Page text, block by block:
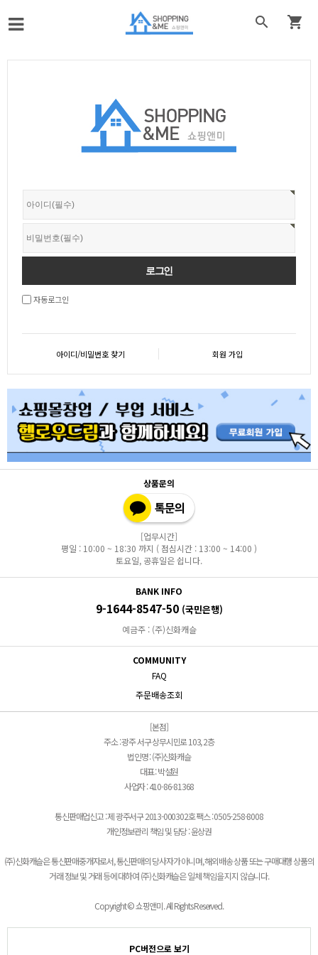
 
자동로그인
아이디/비밀번호 찾기 회원 가입
상품문의
[업무시간]
평일 : 10:00 ~ 18:30 까지 ( 점심시간 : 13:00 ~ 14:00 )
토요일, 공휴일은 쉽니다.
BANK INFO
9-1644-8547-50 (국민은행)
예금주 : (주)신화캐슬
COMMUNITY
FAQ
주문배송조회
[본점]
주소 : 광주 서구 상무시민로 103, 2층
법인명 : (주)신화캐슬
대표 : 박설원
사업자 : 410-86-81368
통신판매업신고 : 제 광주서구 2013-000302호 팩스 : 0505-258-8008
개인정보관리 책임 및 담당 : 윤상권
(주)신화캐슬은 통신판매중개자로서, 통신판매의 당사자가 아니며, 해외배송 상품 또는 구매대행 상품의
거래 정보 및 거래 등에 대하여 (주)신화캐슬은 일체 책임을 지지 않습니다.
Copyright © 쇼핑앤미. All Rights Reserved.
PC버전으로 보기